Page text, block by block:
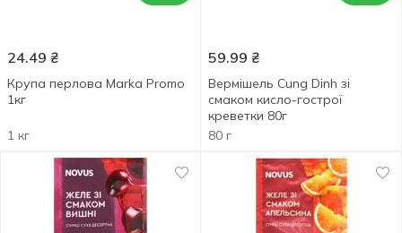
24.49 ₴
Крупа перлова Marka Promo
1кг
1 кг
59.99 ₴
Вермішель Cung Dinh зі
смаком кисло-гострої
креветки 80г
80 г